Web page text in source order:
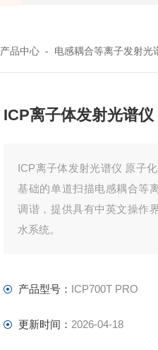
产品中心 - 电感耦合等离子发射光
ICP离子体发射光谱
ICP离子体发射光谱仪 原子
基础的单道扫描电感耦合等
调谐，提供具有中英文操作
水系统。
产品型号： ICP700T PRO
更新时间： 2026-04-18